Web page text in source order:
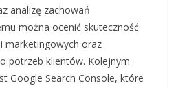
analizę zachowań
można ocenić skuteczność
marketingowych oraz
potrzeb klientów. Kolejnym
Google Search Console, które